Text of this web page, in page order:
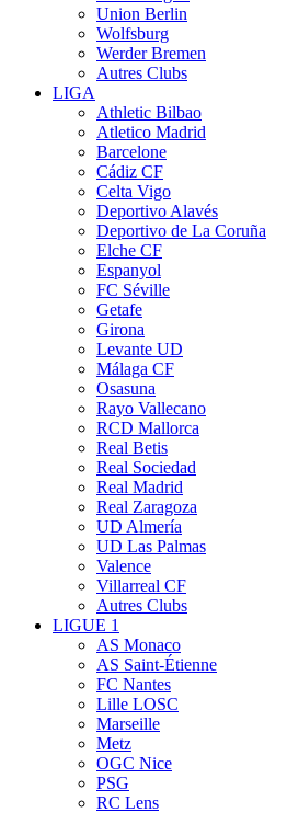
Union Berlin
Wolfsburg
Werder Bremen
Autres Clubs
LIGA
Athletic Bilbao
Atletico Madrid
Barcelone
Cádiz CF
Celta Vigo
Deportivo Alavés
Deportivo de La Coruña
Elche CF
Espanyol
FC Séville
Getafe
Girona
Levante UD
Málaga CF
Osasuna
Rayo Vallecano
RCD Mallorca
Real Betis
Real Sociedad
Real Madrid
Real Zaragoza
UD Almería
UD Las Palmas
Valence
Villarreal CF
Autres Clubs
LIGUE 1
AS Monaco
AS Saint-Étienne
FC Nantes
Lille LOSC
Marseille
Metz
OGC Nice
PSG
RC Lens